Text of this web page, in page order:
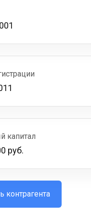
капитал
руб.
контрагента